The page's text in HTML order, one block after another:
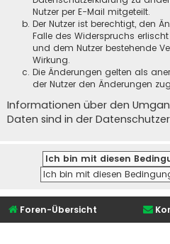
Nutzer per E-Mail mitgeteilt.
Der Nutzer ist berechtigt, den
Falle des Widerspruchs
und dem Nutzer bestehende
Wirkung.
Die Änderungen gelten als
der Nutzer den Änderungen
Informationen über den
Daten sind in der
Foren-Übersicht